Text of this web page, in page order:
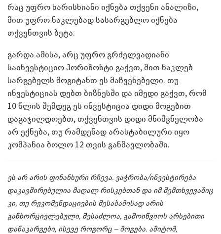
რაც უფრო ხარისხიანი იქნება თქვენი ანალიზი,
მით უფრო ნაკლებად სასარგებლო იქნება
თქვენთვის ბეტა.
გარდა ამისა, არც უფრო გრძელვადიანი
საინვესტიციო ჰორიზონტი გაქვთ, მით ნაკლებ
სარგებელს მოგიტანთ ეს მაჩვენებელი. თუ
ინვესტიციას დებთ ბიზნესში და იმედი გაქვთ, რომ
10 წლის შემდეგ ეს ინვესტიცია დიდი მოგებით
დაგაჯილდოებთ, თქვენთვის დიდი მნიშვნელობა
არ ექნება, თუ რამდენად არასტაბილური იყო
კომპანია ბოლო 12 თვის განმავლობაში.
ეს არ არის ფინანსური რჩევა. ვაჭრობა/ინვესტირება
დაკავშირებულია მაღალ რისკებთან და იმ შემთხვევაშიც
კი, თუ რეკომენდაციების შესაბამისად არის
განხორციელებული, შესაძლოა, გამოიწვიოს არსებითი
დანაკარგები, ისევე როგორც – მოგება. ამიტომ,